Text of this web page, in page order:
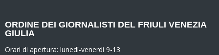
ORDINE DEI GIORNALISTI DEL FRIULI VENEZIA
GIULIA
Orari di apertura: lunedì-venerdì 9-13